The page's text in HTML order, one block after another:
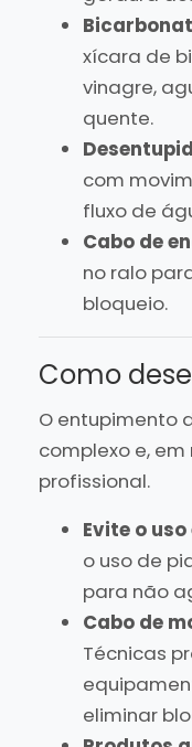
xícara de
vinagre,
quente.
com
fluxo de
Cabo de
no ralo
bloqueio.
Como
O entupimento
complexo e,
profissional.
Evite o
o uso de
para não
Cabo de
Técnicas
eliminar